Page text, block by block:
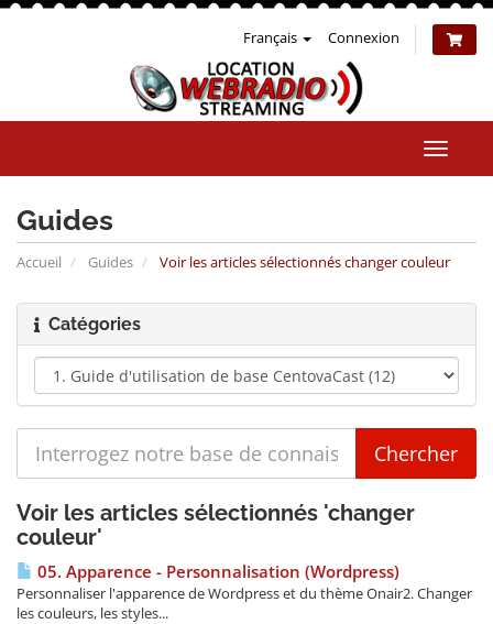
Français Connexion
la
Guides
Accueil Guides Voir les articles sélectionnés changer couleur
Catégories
Voir les articles sélectionnés 'changer
couleur'
05. Apparence - Personnalisation (Wordpress)
Personnaliser l'apparence de Wordpress et du thème Onair2. Changer
les couleurs, les styles...